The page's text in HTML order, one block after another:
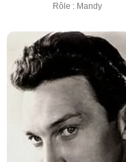
Rôle : Mandy